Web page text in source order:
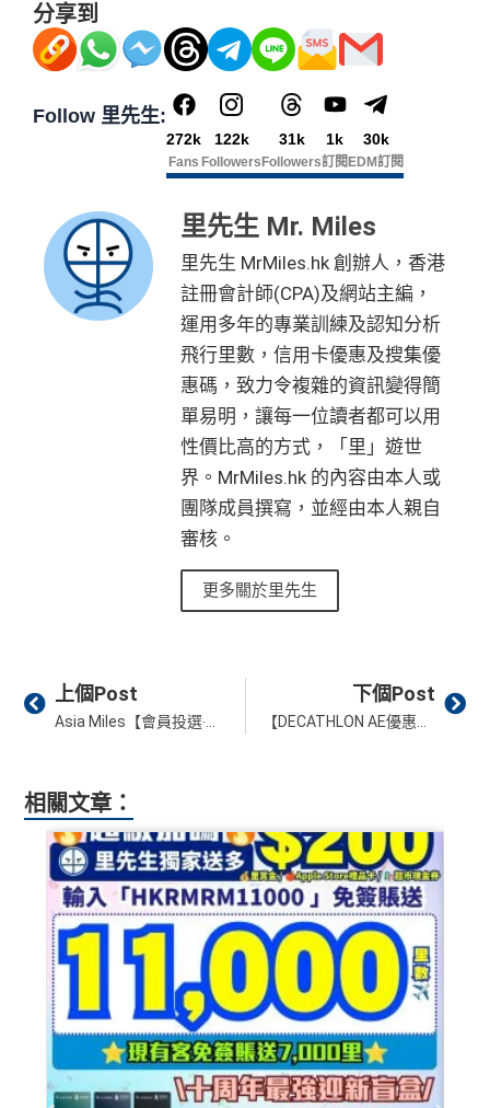
查看更多信用卡詳情及分析...
網上ebanking繳費無積分
查看更多信用卡詳情及分析...
分享到
Follow 里先生:
272k
Fans
122k
Followers
31k
Followers
1k
訂閱
30k
EDM訂閱
里先生 Mr. Miles
里先生 MrMiles.hk 創辦人，香港
註冊會計師(CPA)及網站主編，
運用多年的專業訓練及認知分析
飛行里數，信用卡優惠及搜集優
惠碼，致力令複雜的資訊變得簡
單易明，讓每一位讀者都可以用
性價比高的方式，「里」遊世
界。MrMiles.hk 的內容由本人或
團隊成員撰寫，並經由本人親自
審核。
更多關於里先生
Prev
上個Post 下個Post
相關文章：